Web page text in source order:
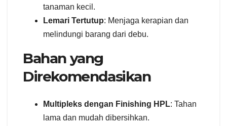
tanaman kecil.
Lemari Tertutup: Menjaga kerapian dan
melindungi barang dari debu.
Bahan yang
Direkomendasikan
Multipleks dengan Finishing HPL: Tahan
lama dan mudah dibersihkan.